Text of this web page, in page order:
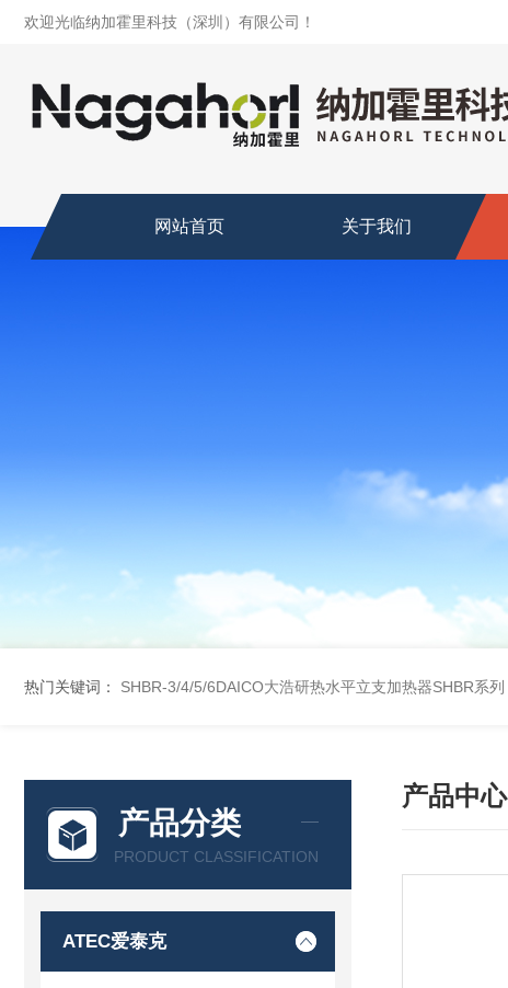
欢迎光临纳加霍里科技（深圳）有限公司！
网站首页 关于我们
热门关键词： SHBR-3/4/5/6DAICO大浩研热水平立支加热器SHBR系列
产品分类
PRODUCT CLASSIFICATION
ATEC爱泰克
产品中心